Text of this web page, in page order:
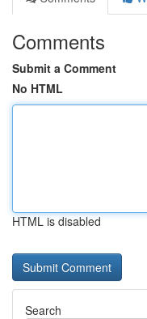
Comments
Submit a Comment
No HTML
HTML is disabled
Search